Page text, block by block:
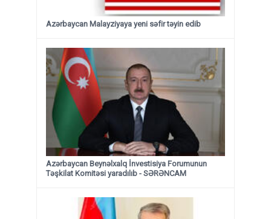
Azərbaycan Malayziyaya yeni səfir təyin edib
Azərbaycan Beynəlxalq İnvestisiya Forumunun
Təşkilat Komitəsi yaradılıb - SƏRƏNCAM